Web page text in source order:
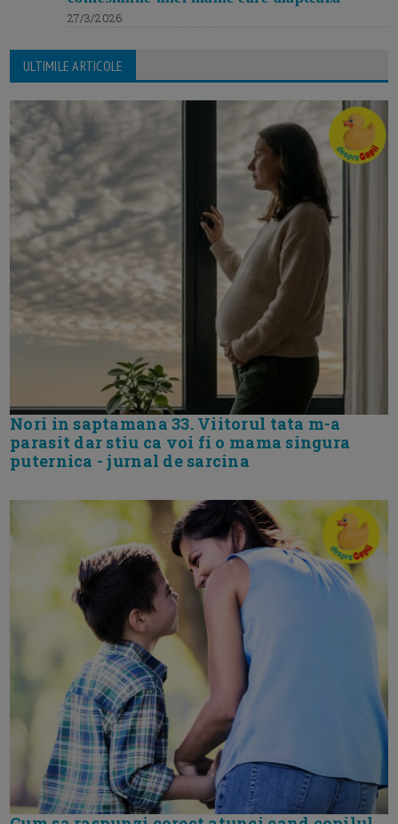
27/3/2026
ULTIMILE ARTICOLE
Nori in saptamana 33. Viitorul tata m-a
parasit dar stiu ca voi fi o mama singura
puternica - jurnal de sarcina